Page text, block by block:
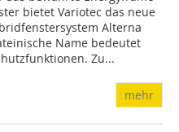
bietet Variotec das neue
Alterna
Name bedeutet
Zu...
mehr